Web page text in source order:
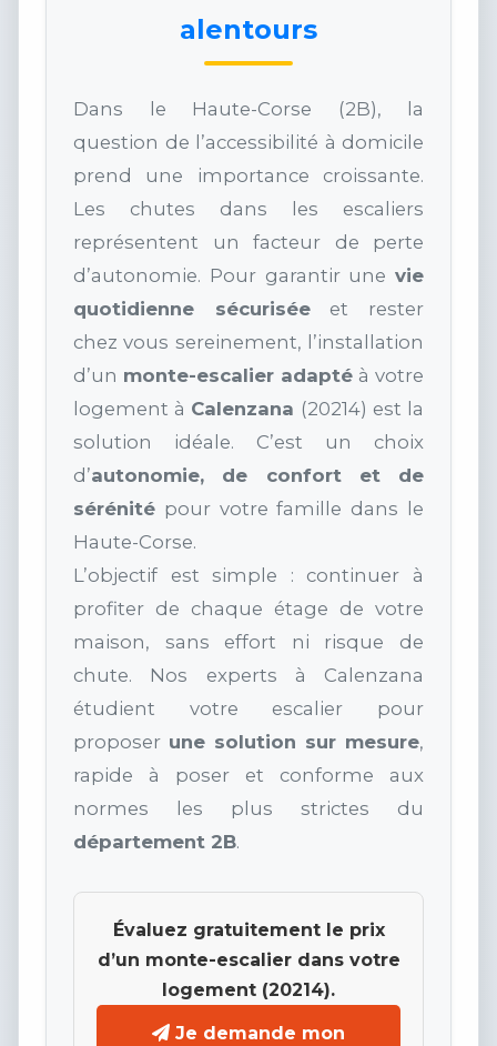
alentours
Dans le Haute-Corse (2B), la
question de l’accessibilité à domicile
prend une importance croissante.
Les chutes dans les escaliers
représentent un facteur de perte
d’autonomie. Pour garantir une vie
quotidienne sécuriséeet rester
chez vous sereinement, l’installation
d’un monte-escalier adapté à votre
logement à Calenzana (20214) est la
solution idéale. C’est un choix
d’autonomie, de confort et de
sérénité pour votre famille dans le
Haute-Corse.
L’objectif est simple : continuer à
profiter de chaque étage de votre
maison, sans effort ni risque de
chute. Nos experts à Calenzana
étudient votre escalier pour
proposer une solution sur mesure,
rapide à poser et conforme aux
normes les plus strictes du
département 2B.
Évaluez gratuitement le prix
d’un monte-escalier dans votre
logement (20214).
Je demande mon